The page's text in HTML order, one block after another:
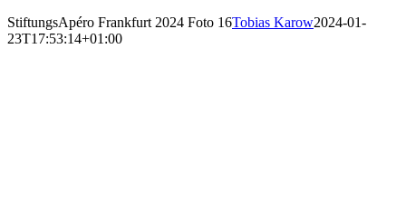
StiftungsApéro Frankfurt 2024 Foto 16Tobias Karow2024-01-
23T17:53:14+01:00